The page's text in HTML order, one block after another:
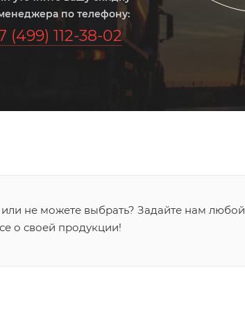
по телефону:
(499) 112-38-02
не можете выбрать? Задайте нам любой
о своей продукции!